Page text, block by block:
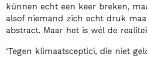
kúnnen echt een keer breken,
alsof niemand zich echt druk
abstract. Maar het is wél de
‘Tegen klimaatsceptici, die niet